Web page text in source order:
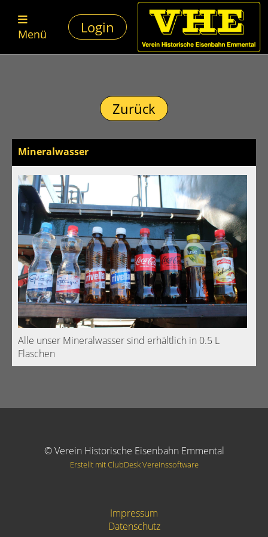
Login
Menü
Zurück
Mineralwasser
Alle unser Mineralwasser sind erhältlich in 0.5 L
Flaschen
© Verein Historische Eisenbahn Emmental
Erstellt mit ClubDesk Vereinssoftware
Impressum
Datenschutz